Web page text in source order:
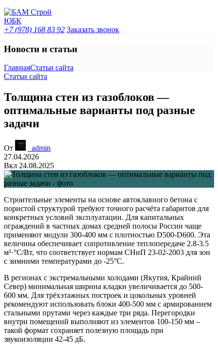
+7 (978) 168 83 92 Заказать звонок
Новости и статьи
ГлавнаяСтатьи сайта
Статьи сайта
Толщина стен из газоблоков —
оптимальные варианты под разные
задачи
От
_admin
27.04.2026
Вкл 24.08.2025
Строительные элементы на основе автоклавного бетона с
пористой структурой требуют точного расчёта габаритов для
конкретных условий эксплуатации. Для капитальных
ограждений в частных домах средней полосы России чаще
применяют модули 300-400 мм с плотностью D500-D600. Эта
величина обеспечивает сопротивление теплопередаче 2.8-3.5
м²·°C/Вт, что соответствует нормам СНиП 23-02-2003 для зон
с зимними температурами до -25°C.
В регионах с экстремальными холодами (Якутия, Крайний
Север) минимальная ширина кладки увеличивается до 500-
600 мм. Для трёхэтажных построек и цокольных уровней
рекомендуют использовать блоки 400-500 мм с армированием
стальными прутами через каждые три ряда. Перегородки
внутри помещений выполняют из элементов 100-150 мм –
такой формат сохраняет полезную площадь при
звукоизоляции 42-45 дБ.